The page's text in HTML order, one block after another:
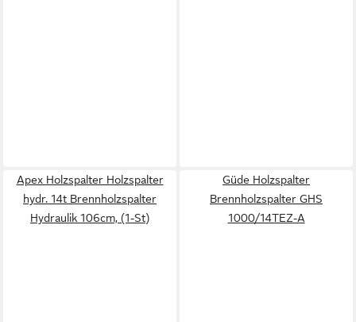
Apex Holzspalter Holzspalter
hydr. 14t Brennholzspalter
Hydraulik 106cm, (1-St)
Güde Holzspalter
Brennholzspalter GHS
1000/14TEZ-A